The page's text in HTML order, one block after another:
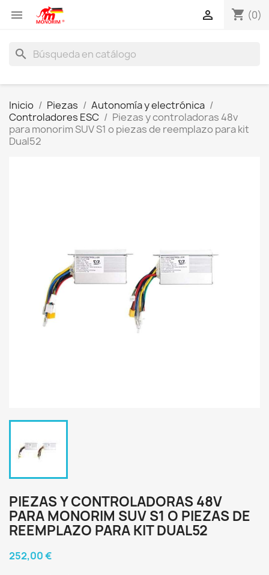
 shopping_cart (0)

search
Inicio Piezas
Autonomía y electrónica
Controladores ESC
Piezas y controladoras 48v
para monorim SUV S1 o piezas de reemplazo para kit
Dual52
PIEZAS Y CONTROLADORAS 48V
PARA MONORIM SUV S1 O PIEZAS DE
REEMPLAZO PARA KIT DUAL52
252,00 €